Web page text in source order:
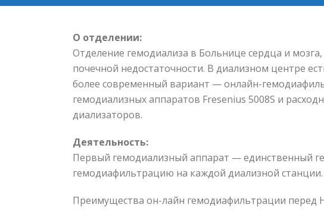
О отделении:
Отделение гемодиализа в Больнице сердца и
почечной недостаточности. В диализном центре
более современный вариант — онлайн-
гемодиализных аппаратов Fresenius 5008S и
диализаторов.
Деятельность:
Первый гемодиализный аппарат — единственный
гемодиафильтрацию на каждой диализной станции.
Преимущества он-лайн гемодиафильтрации перед